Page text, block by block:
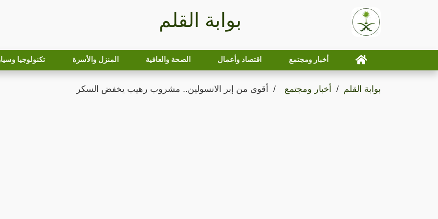
بوابة القلم
أخبار ومجتمع اقتصاد وأعمال الصحة والعافية المنزل والأسرة تكنولوجيا
بوابة القلم أخبار ومجتمع أقوى من إبر الانسولين.. مشروب رهيب يخفض السكر